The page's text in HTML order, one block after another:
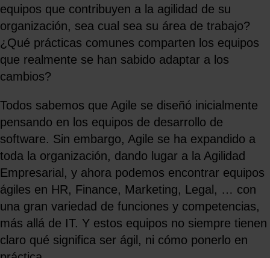
equipos que contribuyen a la agilidad de su
organización, sea cual sea su área de trabajo?
¿Qué prácticas comunes comparten los equipos
que realmente se han sabido adaptar a los
cambios?
Todos sabemos que Agile se diseñó inicialmente
pensando en los equipos de desarrollo de
software. Sin embargo, Agile se ha expandido a
toda la organización, dando lugar a la Agilidad
Empresarial, y ahora podemos encontrar equipos
ágiles en HR, Finance, Marketing, Legal, … con
una gran variedad de funciones y competencias,
más allá de IT. Y estos equipos no siempre tienen
claro qué significa ser ágil, ni cómo ponerlo en